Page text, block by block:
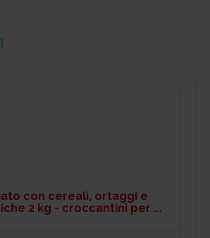
con cereali, ortaggi e
2 kg - croccantini per ...